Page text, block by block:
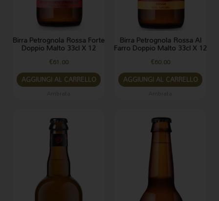
Birra Petrognola Rossa Forte
Doppio Malto 33cl X 12
€61.00
AGGIUNGI AL CARRELLO
Birra Petrognola Rossa Al
Farro Doppio Malto 33cl X 12
€60.00
AGGIUNGI AL CARRELLO